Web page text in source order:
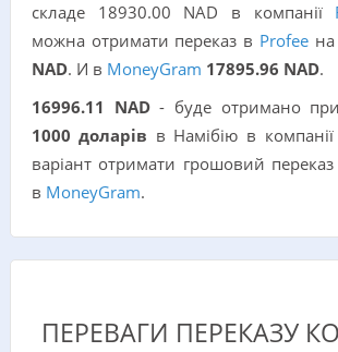
складе 18930.00 NAD в компанії
можна отримати переказ в Profeeна
NAD. И в MoneyGram 17895.96 NAD.
16996.11 NAD- буде отримано при
1000 доларів в Намібію в компанії
варіант отримати грошовий переказ
в MoneyGram.
ПЕРЕВАГИ ПЕРЕКАЗУ